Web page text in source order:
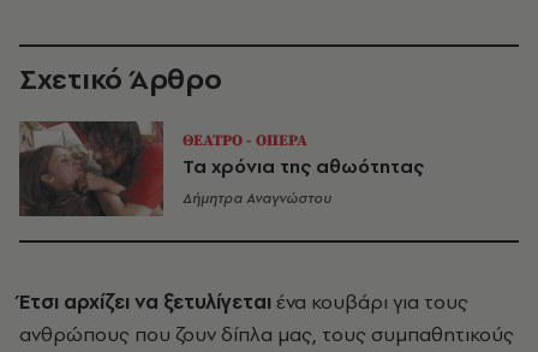
Σχετικό Άρθρο
ΘΕΑΤΡΟ - ΟΠΕΡΑ
Τα χρόνια της αθωότητας
Δήμητρα Αναγνώστου
Έτσι αρχίζει να ξετυλίγεται ένα κουβάρι για τους
ανθρώπους που ζουν δίπλα μας, τους συμπαθητικούς